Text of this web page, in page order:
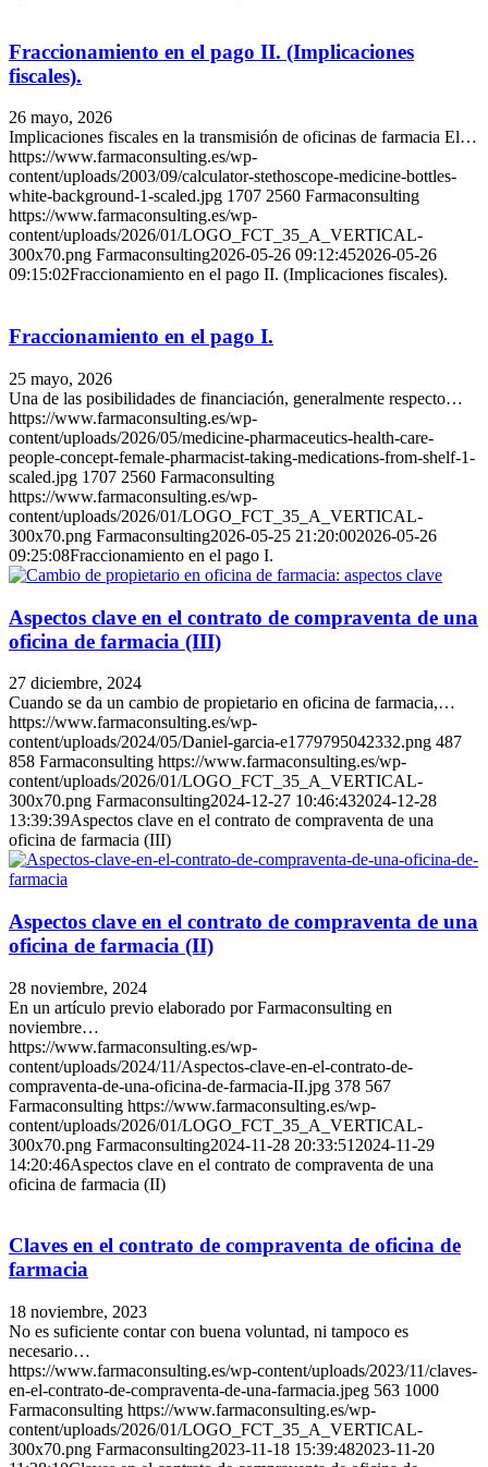
Fraccionamiento en el pago II. (Implicaciones
fiscales).
26 mayo, 2026
Implicaciones fiscales en la transmisión de oficinas de farmacia El…
https://www.farmaconsulting.es/wp-
content/uploads/2003/09/calculator-stethoscope-medicine-bottles-
white-background-1-scaled.jpg 1707 2560 Farmaconsulting
https://www.farmaconsulting.es/wp-
content/uploads/2026/01/LOGO_FCT_35_A_VERTICAL-
300x70.png Farmaconsulting2026-05-26 09:12:452026-05-26
09:15:02Fraccionamiento en el pago II. (Implicaciones fiscales).
Fraccionamiento en el pago I.
25 mayo, 2026
Una de las posibilidades de financiación, generalmente respecto…
https://www.farmaconsulting.es/wp-
content/uploads/2026/05/medicine-pharmaceutics-health-care-
people-concept-female-pharmacist-taking-medications-from-shelf-1-
scaled.jpg 1707 2560 Farmaconsulting
https://www.farmaconsulting.es/wp-
content/uploads/2026/01/LOGO_FCT_35_A_VERTICAL-
300x70.png Farmaconsulting2026-05-25 21:20:002026-05-26
09:25:08Fraccionamiento en el pago I.
Aspectos clave en el contrato de compraventa de una
oficina de farmacia (III)
27 diciembre, 2024
Cuando se da un cambio de propietario en oficina de farmacia,…
https://www.farmaconsulting.es/wp-
content/uploads/2024/05/Daniel-garcia-e1779795042332.png 487
858 Farmaconsulting https://www.farmaconsulting.es/wp-
content/uploads/2026/01/LOGO_FCT_35_A_VERTICAL-
300x70.png Farmaconsulting2024-12-27 10:46:432024-12-28
13:39:39Aspectos clave en el contrato de compraventa de una
oficina de farmacia (III)
Aspectos clave en el contrato de compraventa de una
oficina de farmacia (II)
28 noviembre, 2024
En un artículo previo elaborado por Farmaconsulting en
noviembre…
https://www.farmaconsulting.es/wp-
content/uploads/2024/11/Aspectos-clave-en-el-contrato-de-
compraventa-de-una-oficina-de-farmacia-II.jpg 378 567
Farmaconsulting https://www.farmaconsulting.es/wp-
content/uploads/2026/01/LOGO_FCT_35_A_VERTICAL-
300x70.png Farmaconsulting2024-11-28 20:33:51 2024-11-29
14:20:46Aspectos clave en el contrato de compraventa de una
oficina de farmacia (II)
Claves en el contrato de compraventa de oficina de
farmacia
18 noviembre, 2023
No es suficiente contar con buena voluntad, ni tampoco es
necesario…
https://www.farmaconsulting.es/wp-content/uploads/2023/11/claves-
en-el-contrato-de-compraventa-de-una-farmacia.jpeg 563 1000
Farmaconsulting https://www.farmaconsulting.es/wp-
content/uploads/2026/01/LOGO_FCT_35_A_VERTICAL-
300x70.png Farmaconsulting2023-11-18 15:39:482023-11-20